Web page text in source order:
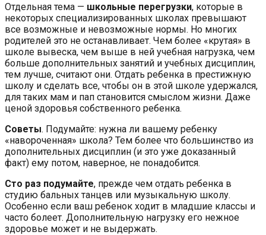
Отдельная тема — школьные перегрузки, которые в
некоторых специализированных школах превышают
все возможные и невозможные нормы. Но многих
родителей это не останавливает. Чем более «крутая» в
школе вывеска, чем выше в ней учебная нагрузка, чем
больше дополнительных занятий и учебных дисциплин,
тем лучше, считают они. Отдать ребенка в престижную
школу и сделать все, чтобы он в этой школе удержался,
для таких мам и пап становится смыслом жизни. Даже
ценой здоровья собственного ребенка.
Советы. Подумайте: нужна ли вашему ребенку
«навороченная» школа? Тем более что большинство из
дополнительных дисциплин (и это уже доказанный
факт) ему потом, наверное, не понадобится.
Сто раз подумайте, прежде чем отдать ребенка в
студию бальных танцев или музыкальную школу.
Особенно если ваш ребенок ходит в младшие классы и
часто болеет. Дополнительную нагрузку его нежное
здоровье может и не выдержать.